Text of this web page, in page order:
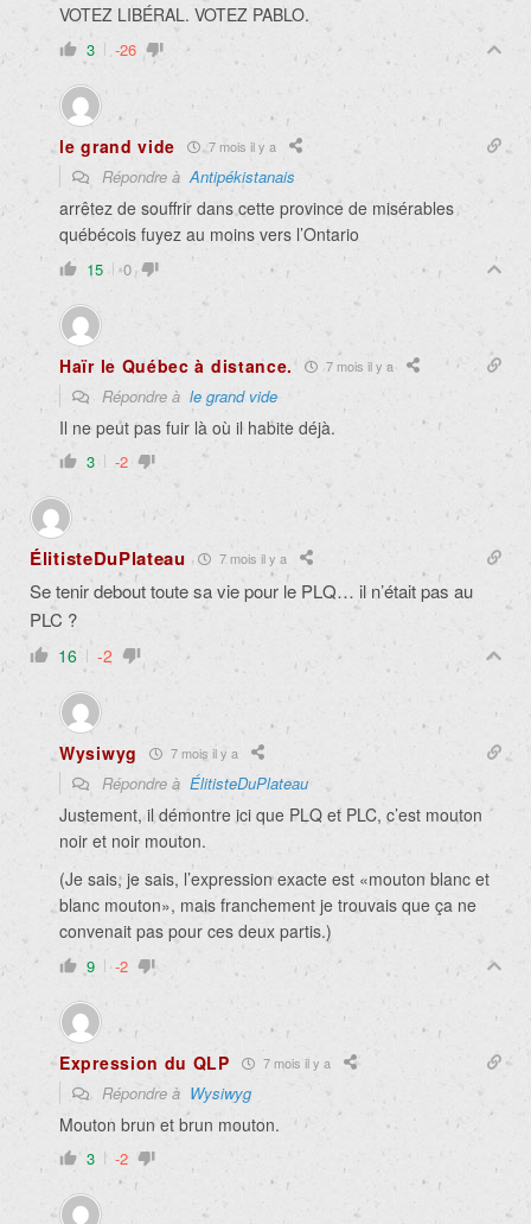
VOTEZ LIBÉRAL. VOTEZ PABLO.
3 -26
le grand vide 7 mois il y a
Répondre àAntipékistanais
arrêtez de souffrir dans cette province de misérables
québécois fuyez au moins vers l’Ontario
15 0
Haïr le Québec à distance. 7 mois il y a
Répondre à le grand vide
Il ne peut pas fuir là où il habite déjà.
3 -2
ÉlitisteDuPlateau 7 mois il y a
Se tenir debout toute sa vie pour le PLQ… il n’était pas au
PLC ?
16 -2
Wysiwyg 7 mois il y a
Répondre à ÉlitisteDuPlateau
Justement, il démontre ici que PLQ et PLC, c’est mouton
noir et noir mouton.
(Je sais, je sais, l’expression exacte est «mouton blanc et
blanc mouton», mais franchement je trouvais que ça ne
convenait pas pour ces deux partis.)
9 -2
Expression du QLP 7 mois il y a
Répondre à Wysiwyg
Mouton brun et brun mouton.
3 -2